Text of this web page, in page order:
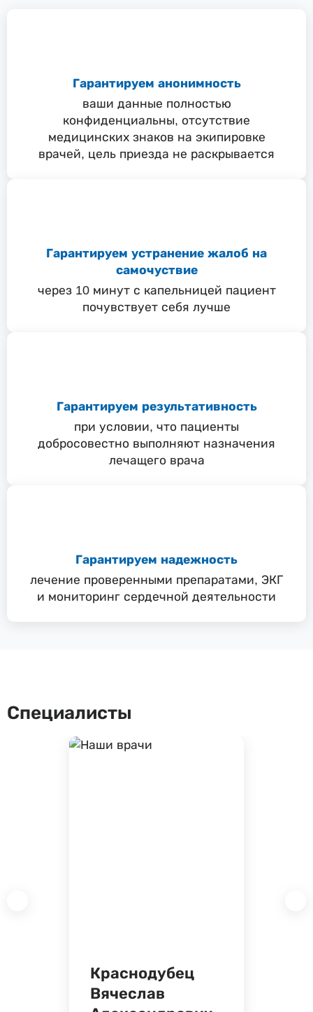
Гарантируем анонимность
ваши данные полностью
конфиденциальны, отсутствие
медицинских знаков на экипировке
врачей, цель приезда не раскрывается
Гарантируем устранение жалоб на
самочуствие
через 10 минут с капельницей пациент
почувствует себя лучше
Гарантируем результативность
при условии, что пациенты
добросовестно выполняют назначения
лечащего врача
Гарантируем надежность
лечение проверенными препаратами, ЭКГ
и мониторинг сердечной деятельности
Специалисты
Краснодубец
Вячеслав